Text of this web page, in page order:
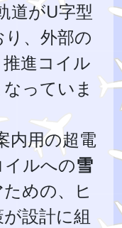
道がU字型
、外部の
進コイル
っていま
内用の超電
ルへの雪
ための、ヒ
設計に組